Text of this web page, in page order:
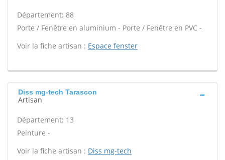
Département: 88
Porte / Fenêtre en aluminium - Porte / Fenêtre en PVC -
Voir la fiche artisan : Espace fenster
Diss mg-tech Tarascon
Artisan
Département: 13
Peinture -
Voir la fiche artisan : Diss mg-tech